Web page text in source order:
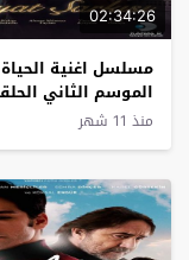
02:34:26
مسلسل اغنية الحياة
الاخيرة
منذ 11 شهر